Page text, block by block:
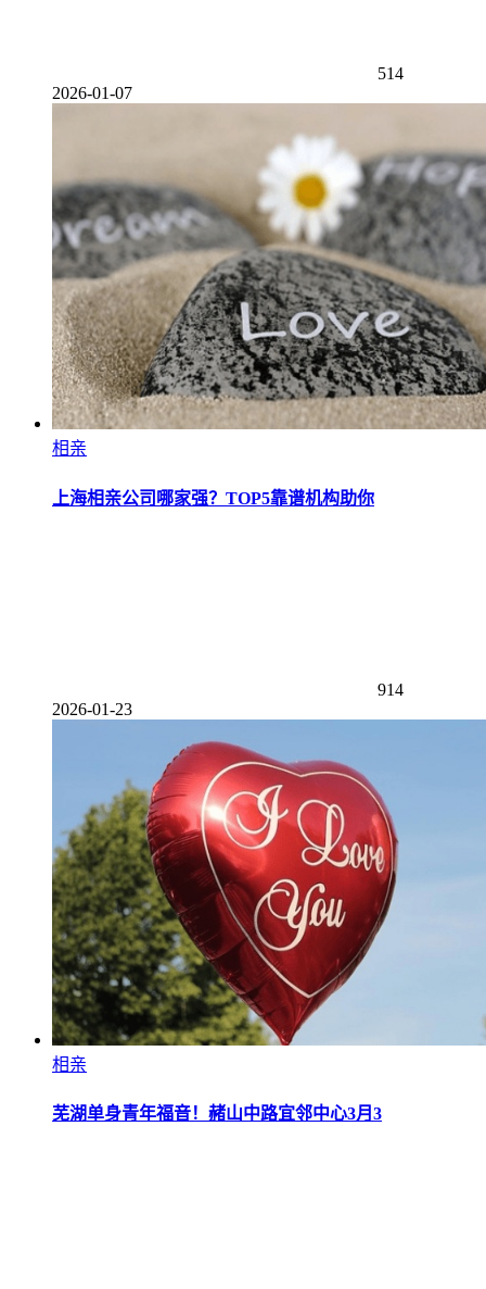
514
2026-01-07
相亲
上海相亲公司哪家强？TOP5靠谱机构助你
914
2026-01-23
相亲
芜湖单身青年福音！赭山中路宜邻中心3月3